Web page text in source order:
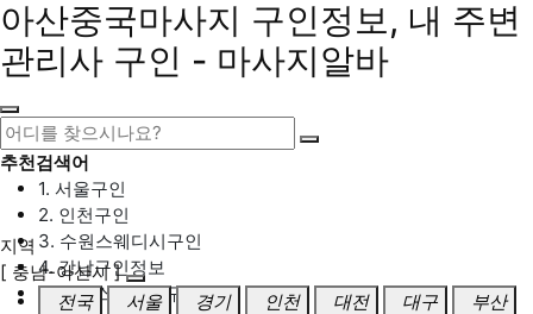
아산중국마사지 구인정보, 내 주변
관리사 구인 - 마사지알바
추천검색어
1. 서울구인
2. 인천구인
3. 수원스웨디시구인
4. 강남구인정보
5. 동탄스웨디시구인
지역
[ 충남-아산시 ]
전국
서울 경기 인천 대전 대구
부산